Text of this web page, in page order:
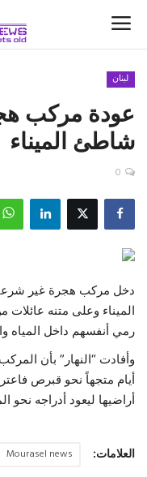
الأخبار
كتّابنا
اقتصاد
رياضة
فيديو
حياة
لبنان
عودة مركب
شاطئ الميناء
0
دخل مركب هجرة غير شرعي
الميناء وعلى متنه عائلات
رمي أنفسهم داخل المياه
وأفادت “النهار” بأن
أيام متجهاً نحو قبرص
أراضيها ليعود أدراجه نحو
العلامات: Mourasel news